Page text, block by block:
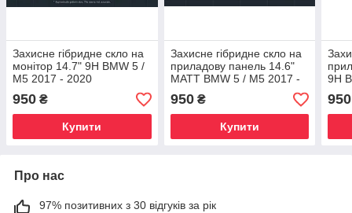
Захисне гібридне скло на
монітор 14.7" 9H BMW 5 /
M5 2017 - 2020
950 ₴
Купити
Захисне гібридне скло на
приладову панель 14.6"
MATT BMW 5 / M5 2017 -
950₴
Купити
9H
950
Про нас
97% позитивних з 30 відгуків за рік